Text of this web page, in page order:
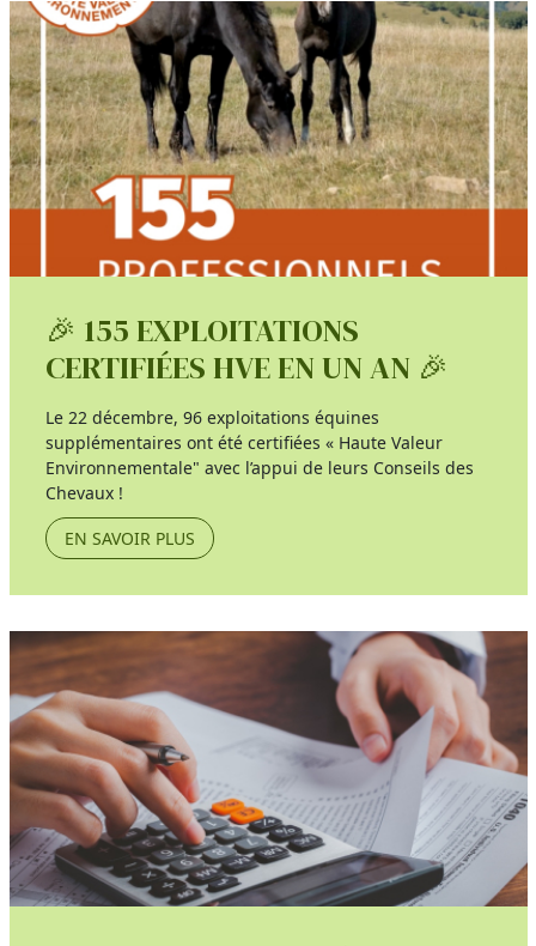
🎉 155 EXPLOITATIONS
CERTIFIÉES HVE EN UN AN 🎉
Le 22 décembre, 96 exploitations équines
supplémentaires ont été certifiées « Haute Valeur
Environnementale" avec l’appui de leurs Conseils des
Chevaux !
EN SAVOIR PLUS